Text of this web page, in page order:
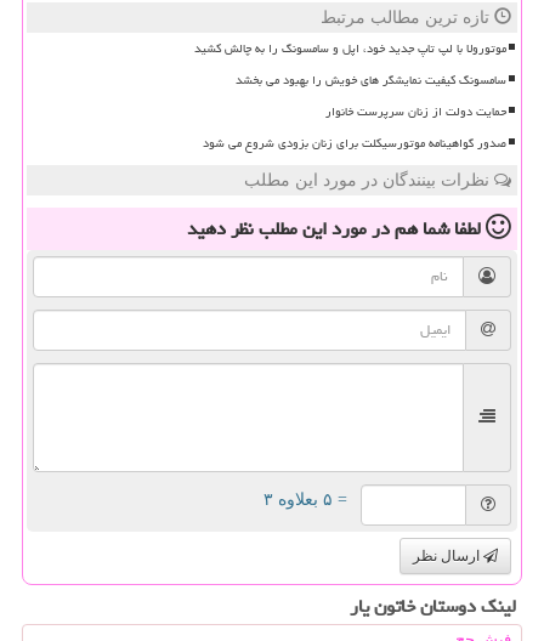
تازه ترین مطالب مرتبط
موتورولا با لپ تاپ جدید خود، اپل و سامسونگ را به چالش کشید
سامسونگ کیفیت نمایشگر های خویش را بهبود می بخشد
حمایت دولت از زنان سرپرست خانوار
صدور گواهینامه موتورسیکلت برای زنان بزودی شروع می شود
نظرات بینندگان در مورد این مطلب
لطفا شما همدر مورد این مطلبنظر دهید
= ۵ بعلاوه ۳
ارسال نظر
لینک دوستان خاتون یار